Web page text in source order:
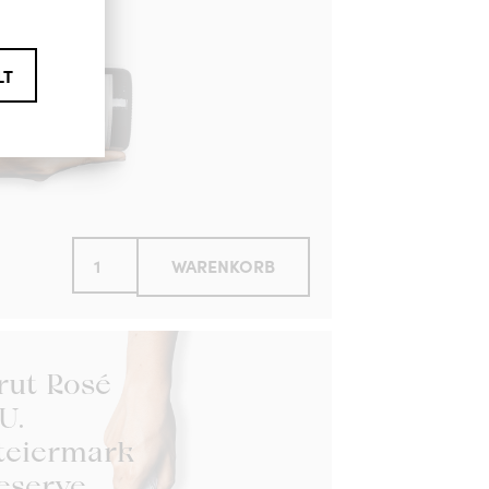
WARENKORB
Rosé